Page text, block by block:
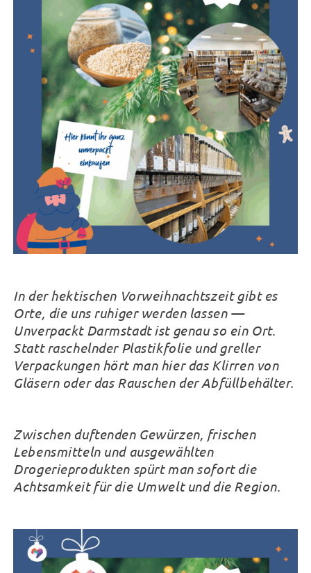
In der hektischen Vorweihnachtszeit gibt es
Orte, die uns ruhiger werden lassen —
Unverpackt Darmstadt ist genau so ein Ort.
Statt raschelnder Plastikfolie und greller
Verpackungen hört man hier das Klirren von
Gläsern oder das Rauschen der Abfüllbehälter.
Zwischen duftenden Gewürzen, frischen
Lebensmitteln und ausgewählten
Drogerieprodukten spürt man sofort die
Achtsamkeit für die Umwelt und die Region.